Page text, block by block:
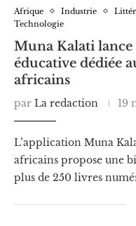
Afrique Industrie
Technologie
Muna Kalati
éducative dédiée
africains
par La redaction 19
L’application Muna
africains propose une
plus de 250 livres